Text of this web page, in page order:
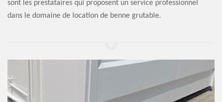
sont les prestataires qui proposent un service professionnel
dans le domaine de location de benne grutable.